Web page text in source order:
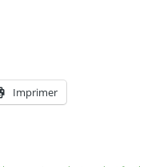
Imprimer